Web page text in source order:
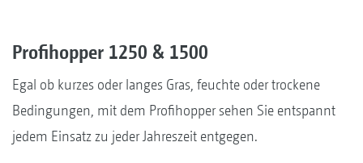
Profihopper 1250 & 1500
Egal ob kurzes oder langes Gras, feuchte oder trockene
Bedingungen, mit dem Profihopper sehen Sie entspannt
jedem Einsatz zu jeder Jahreszeit entgegen.